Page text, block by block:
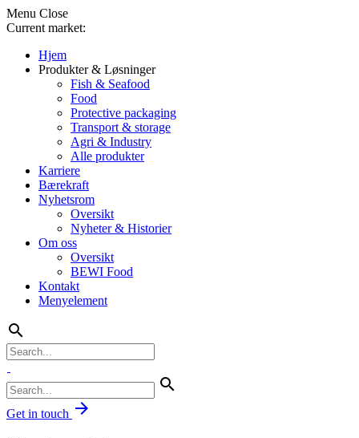
Menu Close
Current market:
Hjem
Produkter & Løsninger
Fish & Seafood
Food
Protective packaging
Transport & storage
Agri & Industry
Alle produkter
Karriere
Bærekraft
Nyhetsrom
Oversikt
Nyheter & Historier
Om oss
Oversikt
BEWI Food
Kontakt
Menyelement
search
search
Get in touch arrow_forward